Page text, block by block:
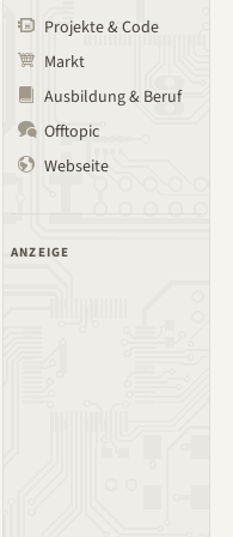
Projekte & Code
Markt
Ausbildung & Beruf
Offtopic
Webseite
ANZEIGE